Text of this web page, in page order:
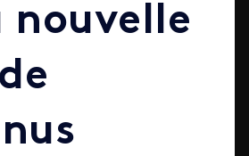
nouvelle